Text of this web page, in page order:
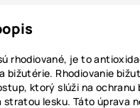
rhodiované, je to
bižutérie. Rhodiovanie
ktorý slúži na ochranu
stratou lesku. Táto úprava